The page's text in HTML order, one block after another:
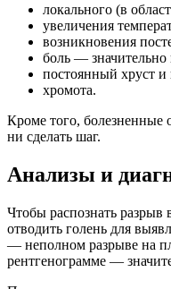
локального (в
увеличения
возникновения
боль — значительно
постоянный хруст
хромота.
Кроме того, болезненные
ни сделать шаг.
Анализы и
Чтобы распознать разрыв
отводить голень для
— неполном разрыве на
рентгенограмме —